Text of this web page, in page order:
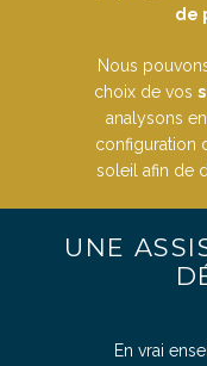
de
Nous
choix de vos
analysons
configuration
soleil afin de
UNE
En vrai